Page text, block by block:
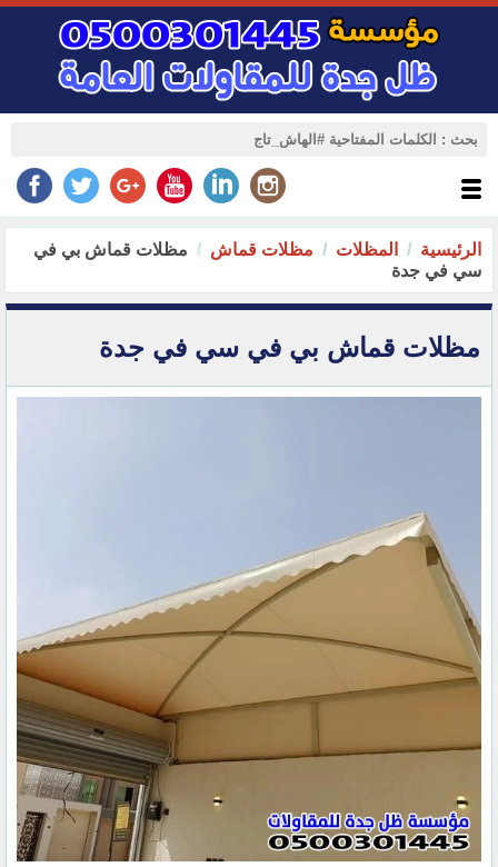
الرئيسية المظلات مظلات قماش
مظلات قماش بي في
سي في جدة
مظلات قماش بي في سي في جدة